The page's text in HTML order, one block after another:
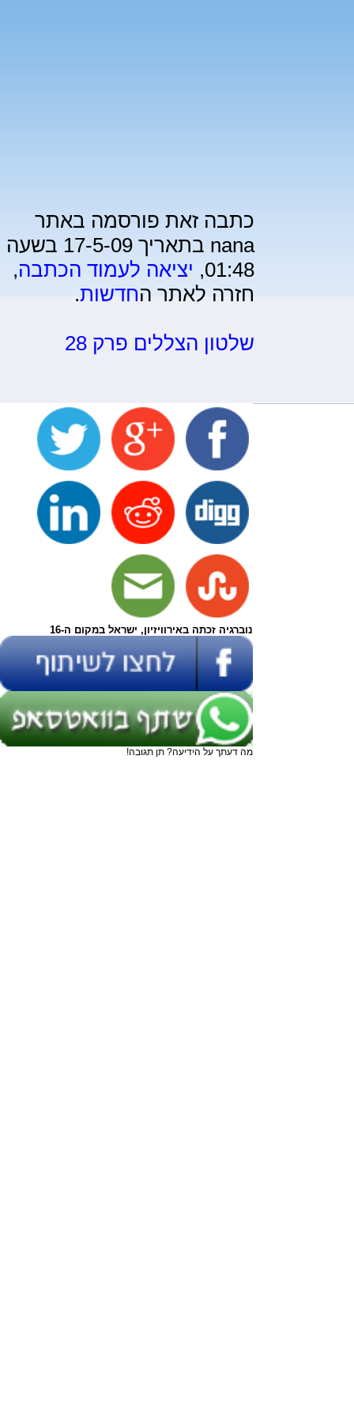
כתבה זאת פורסמה באתר
nana בתאריך 17-5-09 בשעה
01:48, יציאה לעמוד הכתבה,
חזרה לאתר החדשות.
שלטון הצללים פרק 28
נוברגיה זכתה באירוויזיון, ישראל במקום ה-16
מה דעתך על הידיעה? תן תגובה!